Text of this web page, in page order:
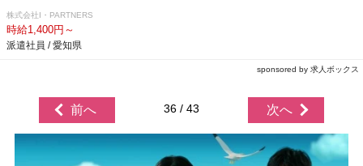
株式会社I・PARTNERS
時給1,400円～
派遣社員 / 愛知県
sponsored by 求人ボックス
前へ 36 / 43 次へ